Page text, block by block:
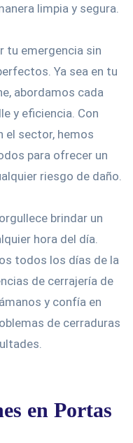
limpia y segura.
tu emergencia sin
Ya sea en tu
abordamos cada
y eficiencia. Con
el sector, hemos
para ofrecer un
riesgo de daño.
brindar un
hora del día.
todos los días de la
de cerrajería de
y confía en
de cerraduras
en Portas